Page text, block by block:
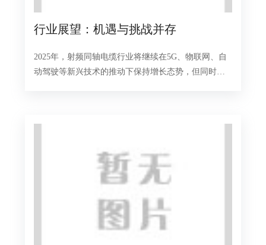
行业展望：机遇与挑战并存
2025年，射频同轴电缆行业将继续在5G、物联网、自
动驾驶等新兴技术的推动下保持增长态势，但同时也